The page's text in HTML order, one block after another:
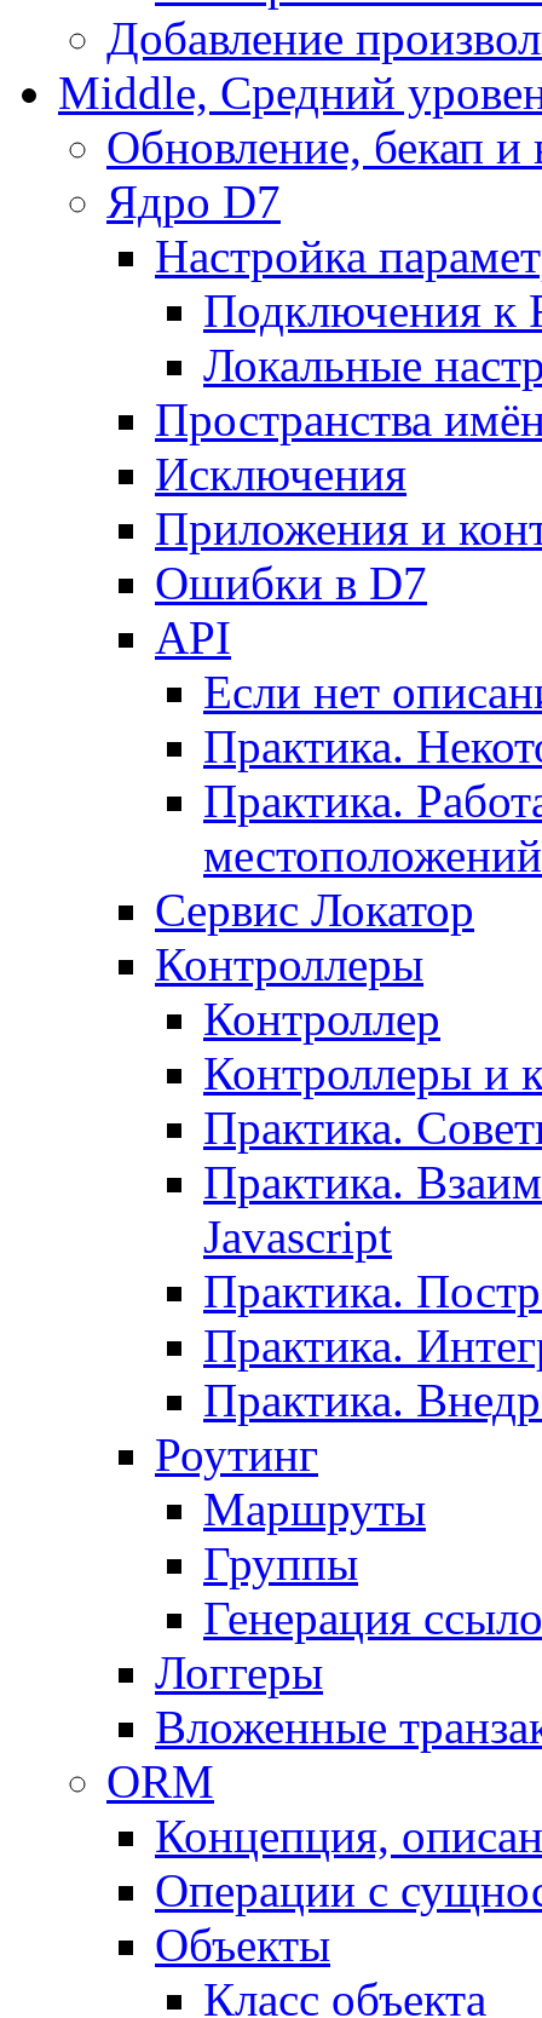
Добавление
Middle, Средний
Обновление, бекап и
Ядро D7
Настройка
Подключения к
Локальные
Пространства
Исключения
Приложения и
Ошибки в D7
API
Если нет
Практика.
Практика.
местоположений
Сервис Локатор
Контроллеры
Контроллер
Контроллеры и
Практика.
Практика.
Javascript
Практика.
Практика.
Практика.
Роутинг
Маршруты
Группы
Генерация
Логгеры
Вложенные
ORM
Концепция,
Операции с
Объекты
Класс объекта